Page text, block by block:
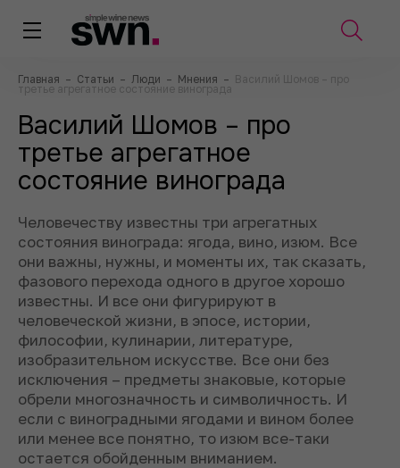
Главная – Статьи – Люди – Мнения – Василий Шомов – про
третье агрегатное состояние винограда
Василий Шомов – про
третье агрегатное
состояние винограда
Человечеству известны три агрегатных
состояния винограда: ягода, вино, изюм. Все
они важны, нужны, и моменты их, так сказать,
фазового перехода одного в другое хорошо
известны. И все они фигурируют в
человеческой жизни, в эпосе, истории,
философии, кулинарии, литературе,
изобразительном искусстве. Все они без
исключения – предметы знаковые, которые
обрели многозначность и символичность. И
если с виноградными ягодами и вином более
или менее все понятно, то изюм все-таки
остается обойденным вниманием.